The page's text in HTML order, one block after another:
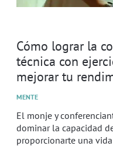
Cómo lograr la
técnica con
mejorar tu
MENTE
El monje y
dominar la capacidad
proporcionarte una